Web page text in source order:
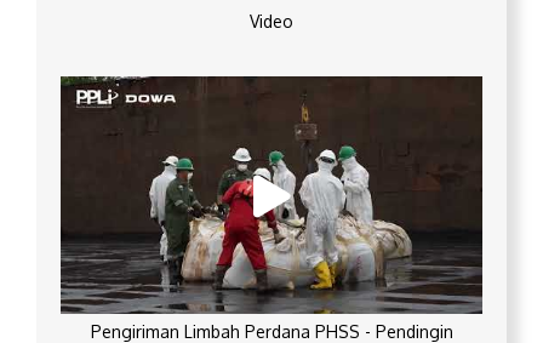
Video
Pengiriman Limbah Perdana PHSS - Pendingin